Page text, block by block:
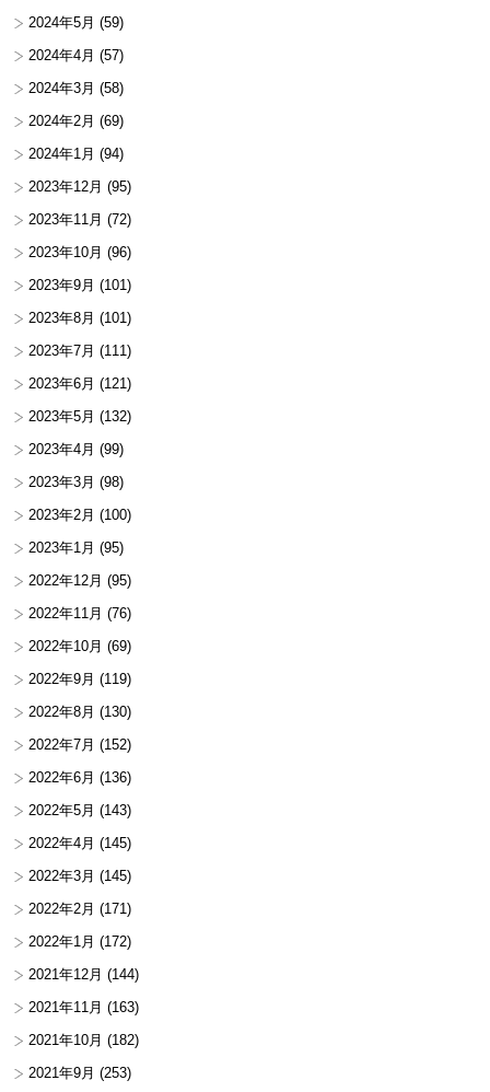
2024年5月 (59)
2024年4月 (57)
2024年3月 (58)
2024年2月 (69)
2024年1月 (94)
2023年12月 (95)
2023年11月 (72)
2023年10月 (96)
2023年9月 (101)
2023年8月 (101)
2023年7月 (111)
2023年6月 (121)
2023年5月 (132)
2023年4月 (99)
2023年3月 (98)
2023年2月 (100)
2023年1月 (95)
2022年12月 (95)
2022年11月 (76)
2022年10月 (69)
2022年9月 (119)
2022年8月 (130)
2022年7月 (152)
2022年6月 (136)
2022年5月 (143)
2022年4月 (145)
2022年3月 (145)
2022年2月 (171)
2022年1月 (172)
2021年12月 (144)
2021年11月 (163)
2021年10月 (182)
2021年9月 (253)